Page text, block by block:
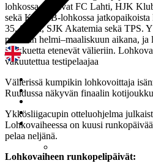
lohkossa pelaavat FC Lahti, HJK
sekä KäPa. B-lohkossa
35, SalPa, SJK Akatemia sekä TPS.
pelataan helmi–maaliskuun aikana, ja
joukkuetta etenevät välieriin.
vakuutettua testipelaajaa
Välierissä kumpikin lohkovoittaja
Ruudussa näkyvän finaalin
Ykkösliigacupin otteluohjelma
Lohkovaiheessa on kuusi
pelaa neljänä.
Lohkovaiheen runkopelipäivät: